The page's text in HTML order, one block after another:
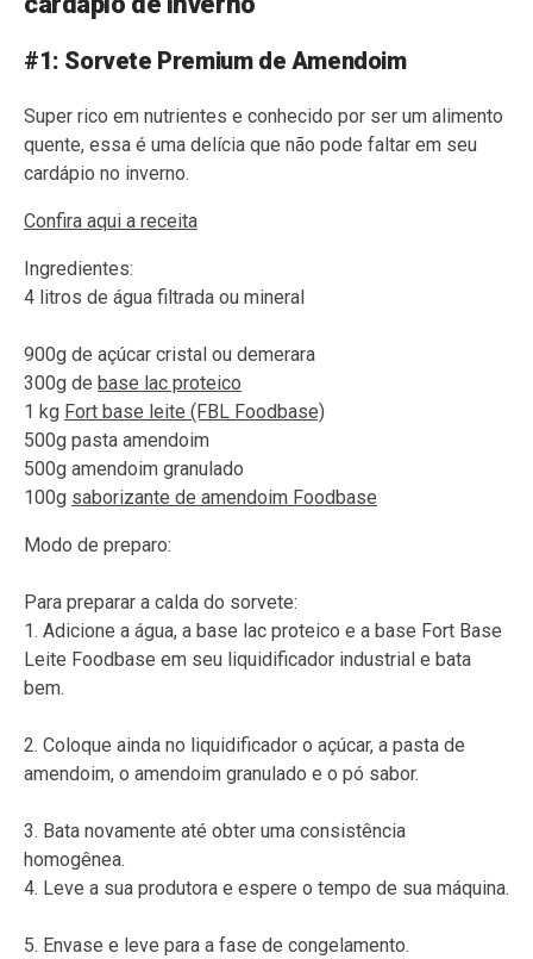
#1: Sorvete Premium de Amendoim
Super rico em nutrientes e conhecido por ser um alimento
quente, essa é uma delícia que não pode faltar em seu
cardápio no inverno.
Confira aqui a receita
Ingredientes:
4 litros de água filtrada ou mineral
900g de açúcar cristal ou demerara
300g de base lac proteico
1 kg Fort base leite (FBL Foodbase)
500g pasta amendoim
500g amendoim granulado
100g saborizante de amendoim Foodbase
Modo de preparo:
Para preparar a calda do sorvete:
1. Adicione a água, a base lac proteico e a base Fort Base
Leite Foodbase em seu liquidificador industrial e bata
bem.
2. Coloque ainda no liquidificador o açúcar, a pasta de
amendoim, o amendoim granulado e o pó sabor.
3. Bata novamente até obter uma consistência
homogênea.
4. Leve a sua produtora e espere o tempo de sua máquina.
5. Envase e leve para a fase de congelamento.